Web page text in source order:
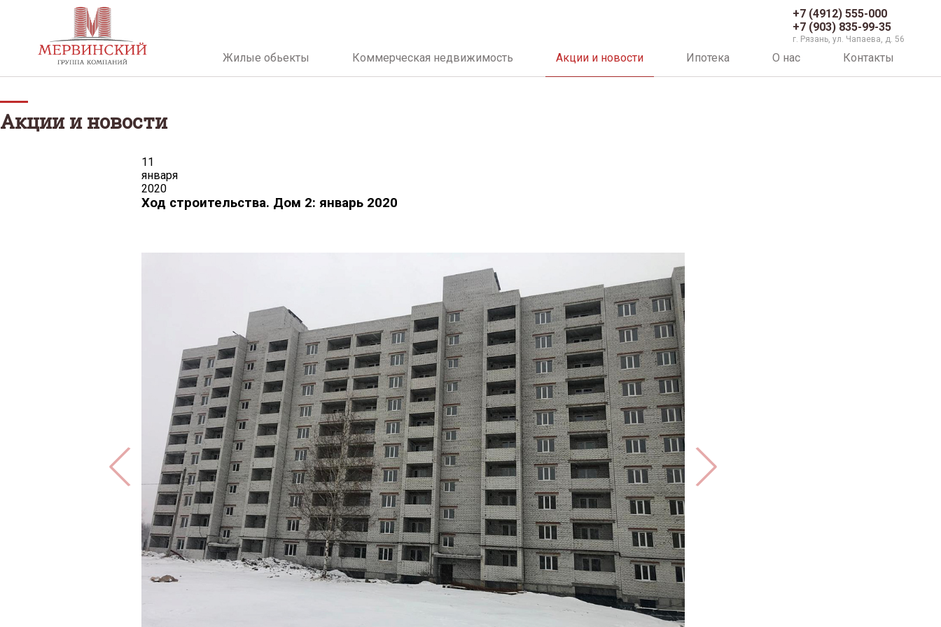
+7 (4912) 555-000
+7 (903) 835-99-35
г. Рязань, ул. Чапаева, д. 56
Жилые обьекты Коммерческая недвижимость Акции и новости Ипотека О нас Контакты
Акции и новости
11
января
2020
Ход строительства. Дом 2: январь 2020